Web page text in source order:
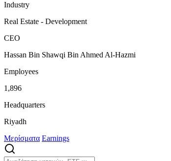
Industry
Real Estate - Development
CEO
Hassan Bin Shawqi Bin Ahmed Al-Hazmi
Employees
1,896
Headquarters
Riyadh
Μερίσματα Earnings